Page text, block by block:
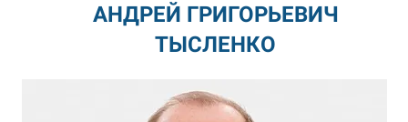
АНДРЕЙ ГРИГОРЬЕВИЧ
ТЫСЛЕНКО